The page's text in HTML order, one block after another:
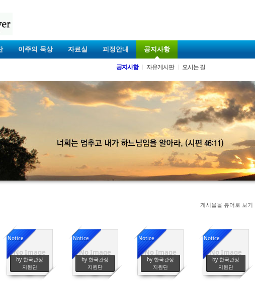
이주의 묵상 자료실 피정안내 공지사항
공지사항 자유게시판 오시는 길
게시물을 뷰어로 보기
No Image
Notice
by 한국관상
지원단
981 No Image
Notice
by 한국관상
지원단
1315 No Image
Notice
by 한국관상
지원단
1673 No Image
Notice
by 한국관상
지원단
1748
스케치북5
스케치북5